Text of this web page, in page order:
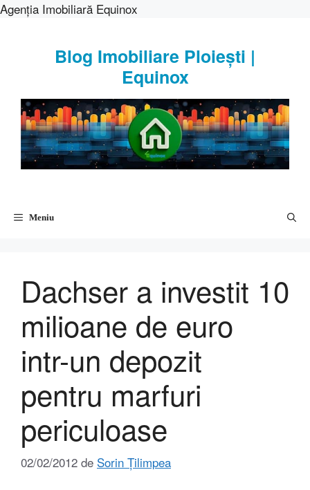
Agenția Imobiliară Equinox
Blog Imobiliare Ploiești |
Equinox
Meniu
Dachser a investit 10
milioane de euro
intr-un depozit
pentru marfuri
periculoase
02/02/2012 de Sorin Țilimpea